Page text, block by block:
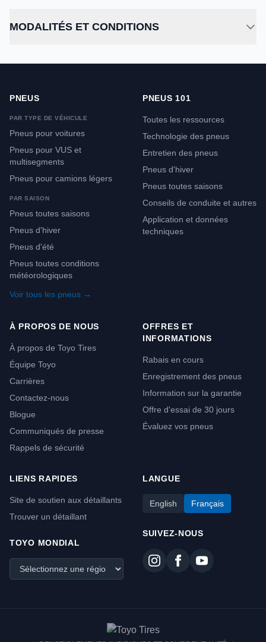
MODALITÉS ET CONDITIONS
PNEUS
PAR TYPE DE VÉHICULE
Pneus pour voitures
Pneus pour VUS et
multisegments
Pneus pour camions légers
PAR SAISON
Pneus toutes saisons
Pneus d'hiver
Pneus d'été
Pneus toutes conditions
météorologiques
Voir tous les pneus →
PNEUS 101
Toutes les ressources
Technologie des pneus
Entretien des pneus
Pneus d'hiver
Pneus toutes saisons
Conseils de conduite et autres
Application et données
techniques
À PROPOS DE NOUS
À propos de Toyo Tires
Équipe Toyo
Carrières
Contactez-nous
Blogue
Communiqués de presse
Rappels de sécurité
OFFRES ET
INFORMATIONS
Rabais en cours
Enregistrement des pneus
Information sur la garantie
Offre d'essai de 30 jours
Évaluez vos pneus
LIENS RAPIDES
Site de soutien aux détaillants
Trouver un détaillant
TOYO MONDIAL
LANGUE
English Français
SUIVEZ-NOUS